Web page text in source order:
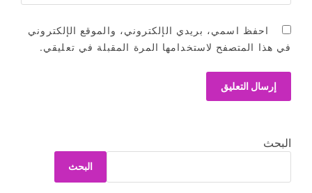
احفظ اسمي، بريدي الإلكتروني، والموقع الإلكتروني
في هذا المتصفح لاستخدامها المرة المقبلة في تعليقي.
البحث
البحث